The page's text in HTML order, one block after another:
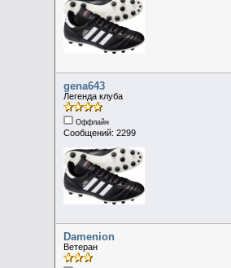
gena643
Легенда клуба
Оффлайн
Сообщений: 2299
Damenion
Ветеран